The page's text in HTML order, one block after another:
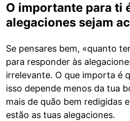
O importante para ti
alegaciones sejam
Se pensares bem, «quanto
para responder às
irrelevante. O que importa é
isso depende menos da tua
mais de quão bem redigidas
estão as tuas alegaciones.